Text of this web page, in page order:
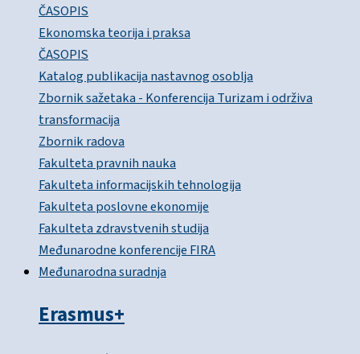
ČASOPIS
Ekonomska teorija i praksa
ČASOPIS
Katalog publikacija nastavnog osoblja
Zbornik sažetaka - Konferencija Turizam i održiva
transformacija
Zbornik radova
Fakulteta pravnih nauka
Fakulteta informacijskih tehnologija
Fakulteta poslovne ekonomije
Fakulteta zdravstvenih studija
Međunarodne konferencije FIRA
Međunarodna suradnja
Erasmus+